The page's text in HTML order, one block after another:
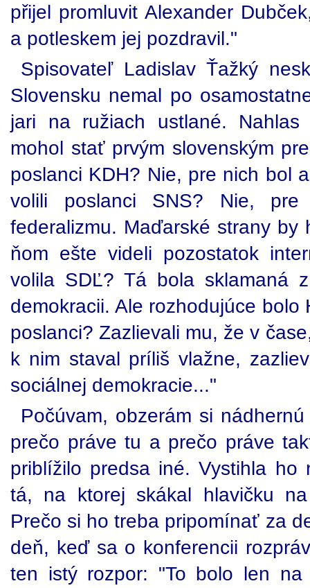
přijel promluvit Alexander
a potleskem jej pozdravil."
Spisovateľ Ladislav Ťažký
Slovensku nemal po
jari na ružiach ustlané.
mohol stať prvým slovenským
poslanci KDH? Nie, pre nich bol
volili poslanci SNS? Nie,
federalizmu. Maďarské strany
ňom ešte videli pozostatok
volila SDĽ? Tá bola sklamaná
demokracii. Ale rozhodujúce
poslanci? Zazlievali mu, že v
k nim staval príliš vlažne,
sociálnej demokracie..."
Počúvam, obzerám si
prečo práve tu a prečo práve
priblížilo predsa iné. Vystihla ho
tá, na ktorej skákal hlavičku
Prečo si ho treba pripomínať za
deň, keď sa o konferencii
ten istý rozpor: "To bolo len